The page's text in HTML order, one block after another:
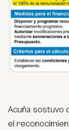
Acuña sostuvo
el